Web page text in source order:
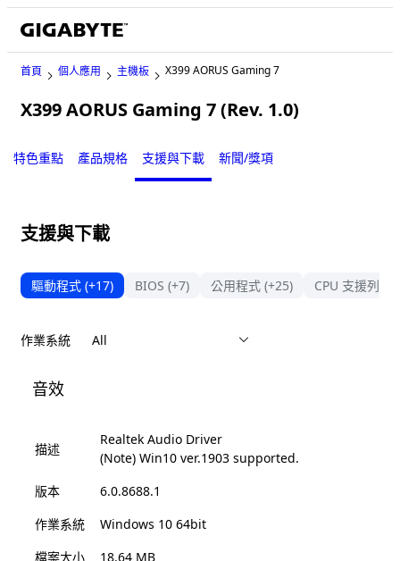
首頁 個人應用 主機板 X399 AORUS Gaming 7
X399 AORUS Gaming 7 (Rev. 1.0)
特色重點 產品規格 支援與下載 新聞/獎項
支援與下載
驅動程式 (+17) BIOS (+7) 公用程式 (+25) CPU 支援列表
作業系統
音效
描述
Realtek Audio Driver
(Note) Win10 ver.1903 supported.
版本
6.0.8688.1
作業系統
Windows 10 64bit
檔案大小
18.64 MB